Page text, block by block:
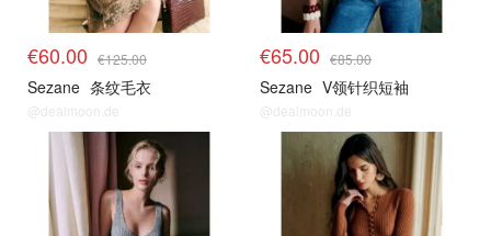
€60.00 €125.00
Sezane 条纹毛衣
@dealmoon.de
€65.00 €85.00
Sezane V领针织短袖
@dealmoon.de